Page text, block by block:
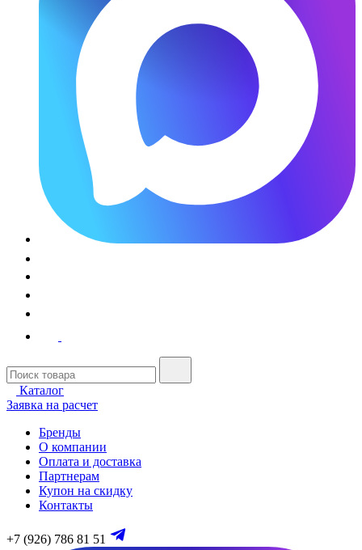
Каталог
Заявка на расчет
Бренды
О компании
Оплата и доставка
Партнерам
Купон на скидку
Контакты
+7 (926) 786 81 51